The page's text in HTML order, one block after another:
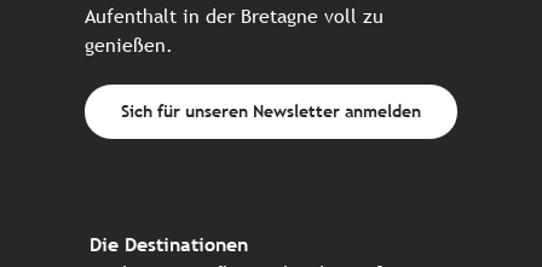
Aufenthalt in der Bretagne voll zu
genießen.
Sich für unseren Newsletter anmelden
Die Destinationen